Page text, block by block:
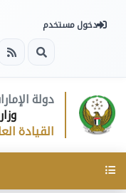
دخول مستخدم
دولة
القيادة
Toggle